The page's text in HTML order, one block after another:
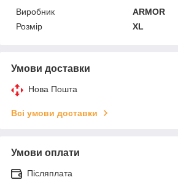
Виробник
ARMOR
Розмір
XL
Умови доставки
Нова Пошта
Всі умови доставки
Умови оплати
Післяплата